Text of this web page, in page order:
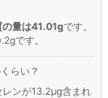
の量は41.01gです。
です。
らい？
ンが13.2μg含まれ